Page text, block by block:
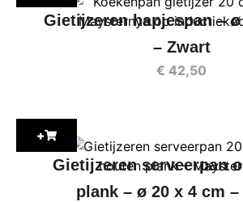
Gietijzeren hapjespan –
– Zwart
€ 42,50
+
Gietijzeren serveerpan
plank – ø 20 x 4 cm